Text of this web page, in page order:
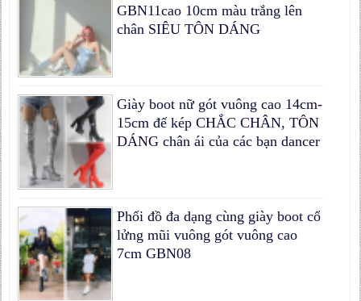
GBN11cao 10cm màu trắng lên
chân SIÊU TÔN DÁNG
Giày boot nữ gót vuông cao 14cm-
15cm đế kép CHẮC CHÂN, TÔN
DÁNG chân ái của các bạn dancer
Phối đồ đa dạng cùng giày boot cổ
lửng mũi vuông gót vuông cao
7cm GBN08